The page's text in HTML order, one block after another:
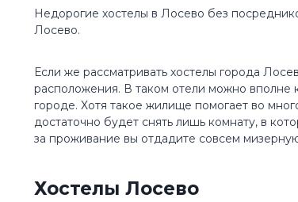
Недорогие хостелы в Лосево без
Лосево.
Если же рассматривать хостелы города
расположения. В таком отели можно вполне
городе. Хотя такое жилище помогает во
достаточно будет снять лишь комнату, в
за проживание вы отдадите совсем
Хостелы Лосево